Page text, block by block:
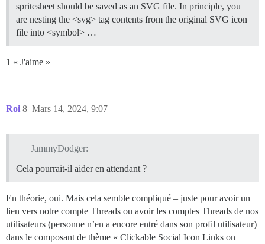
spritesheet should be saved as an SVG file. In principle, you
are nesting the <svg> tag contents from the original SVG icon
file into <symbol> …
1 « J'aime »
Roi Mars 14, 2024, 9:07
8
JammyDodger:
Cela pourrait-il aider en attendant ?
En théorie, oui. Mais cela semble compliqué – juste pour avoir un
lien vers notre compte Threads ou avoir les comptes Threads de nos
utilisateurs (personne n’en a encore entré dans son profil utilisateur)
dans le composant de thème « Clickable Social Icon Links on